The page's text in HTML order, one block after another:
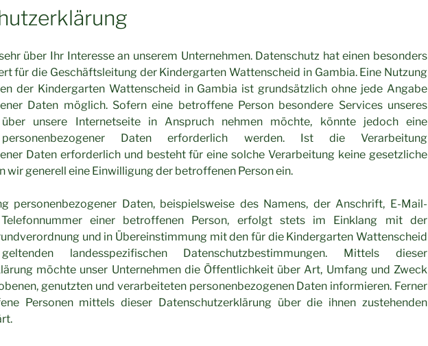
über Ihr Interesse an unserem Unternehmen. Datenschutz hat einen besonders
für die Geschäftsleitung der Kindergarten Wattenscheid in Gambia. Eine Nutzung
der Kindergarten Wattenscheid in Gambia ist grundsätzlich ohne jede Angabe
Daten möglich. Sofern eine betroffene Person besondere Services unseres
über unsere Internetseite in Anspruch nehmen möchte, könnte jedoch eine
personenbezogener Daten erforderlich werden. Ist die Verarbeitung
Daten erforderlich und besteht für eine solche Verarbeitung keine gesetzliche
wir generell eine Einwilligung der betroffenen Person ein.
personenbezogener Daten, beispielsweise des Namens, der Anschrift, E-Mail-
einer betroffenen Person, erfolgt stets im Einklang mit der
und in Übereinstimmung mit den für die Kindergarten Wattenscheid
landesspezifischen Datenschutzbestimmungen. Mittels dieser
möchte unser Unternehmen die Öffentlichkeit über Art, Umfang und Zweck
genutzten und verarbeiteten personenbezogenen Daten informieren. Ferner
Personen mittels dieser Datenschutzerklärung über die ihnen zustehenden